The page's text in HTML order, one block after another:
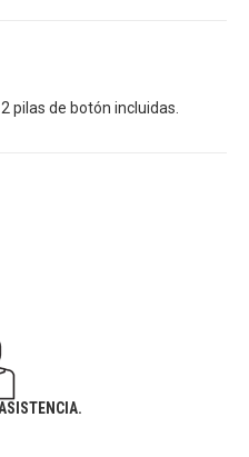
pilas de botón incluidas.